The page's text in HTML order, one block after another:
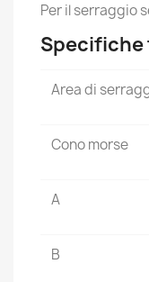
Per il serraggio
Area di
Cono morse
A
B